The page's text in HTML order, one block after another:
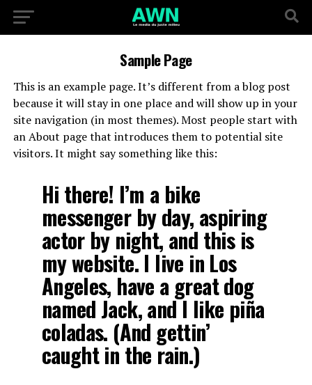
Sample Page
This is an example page. It’s different from a blog post
because it will stay in one place and will show up in your
site navigation (in most themes). Most people start with
an About page that introduces them to potential site
visitors. It might say something like this:
Hi there! I’m a bike
messenger by day, aspiring
actor by night, and this is
my website. I live in Los
Angeles, have a great dog
named Jack, and I like piña
coladas. (And gettin’
caught in the rain.)